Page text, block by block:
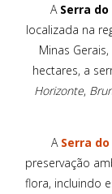
A Serra do
localizada na
Minas
hectares, a
Horizonte,
A Serra
preservação
flora, incluindo